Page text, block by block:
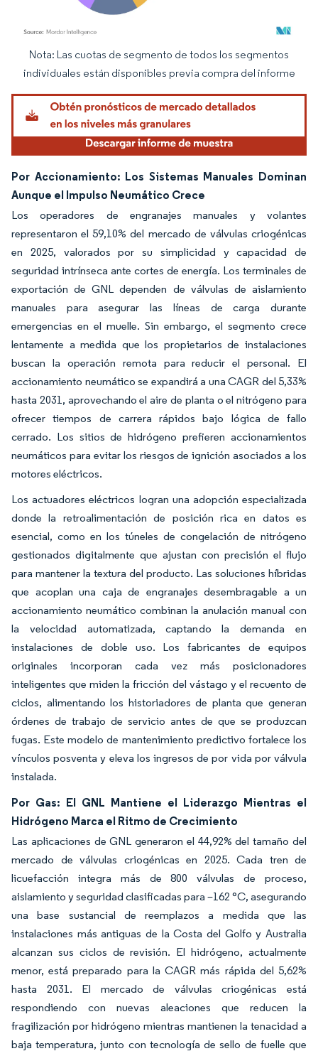
Imagen © Mordor Intelligence. El uso requiere atribución según CC BY 4.0.
Nota: Las cuotas de segmento de todos los segmentos
individuales están disponibles previa compra del informe
Por Accionamiento: Los Sistemas Manuales Dominan
Aunque el Impulso Neumático Crece
Los operadores de engranajes manuales y volantes
representaron el 59,10% del mercado de válvulas criogénicas
en 2025, valorados por su simplicidad y capacidad de
seguridad intrínseca ante cortes de energía. Los terminales de
exportación de GNL dependen de válvulas de aislamiento
manuales para asegurar las líneas de carga durante
emergencias en el muelle. Sin embargo, el segmento crece
lentamente a medida que los propietarios de instalaciones
buscan la operación remota para reducir el personal. El
accionamiento neumático se expandirá a una CAGR del 5,33%
hasta 2031, aprovechando el aire de planta o el nitrógeno para
ofrecer tiempos de carrera rápidos bajo lógica de fallo
cerrado. Los sitios de hidrógeno prefieren accionamientos
neumáticos para evitar los riesgos de ignición asociados a los
motores eléctricos.
Los actuadores eléctricos logran una adopción especializada
donde la retroalimentación de posición rica en datos es
esencial, como en los túneles de congelación de nitrógeno
gestionados digitalmente que ajustan con precisión el flujo
para mantener la textura del producto. Las soluciones híbridas
que acoplan una caja de engranajes desembragable a un
accionamiento neumático combinan la anulación manual con
la velocidad automatizada, captando la demanda en
instalaciones de doble uso. Los fabricantes de equipos
originales incorporan cada vez más posicionadores
inteligentes que miden la fricción del vástago y el recuento de
ciclos, alimentando los historiadores de planta que generan
órdenes de trabajo de servicio antes de que se produzcan
fugas. Este modelo de mantenimiento predictivo fortalece los
vínculos posventa y eleva los ingresos de por vida por válvula
instalada.
Por Gas: El GNL Mantiene el Liderazgo Mientras el
Hidrógeno Marca el Ritmo de Crecimiento
Las aplicaciones de GNL generaron el 44,92% del tamaño del
mercado de válvulas criogénicas en 2025. Cada tren de
licuefacción integra más de 800 válvulas de proceso,
aislamiento y seguridad clasificadas para –162 °C, asegurando
una base sustancial de reemplazos a medida que las
instalaciones más antiguas de la Costa del Golfo y Australia
alcanzan sus ciclos de revisión. El hidrógeno, actualmente
menor, está preparado para la CAGR más rápida del 5,62%
hasta 2031. El mercado de válvulas criogénicas está
respondiendo con nuevas aleaciones que reducen la
fragilización por hidrógeno mientras mantienen la tenacidad a
baja temperatura, junto con tecnología de sello de fuelle que